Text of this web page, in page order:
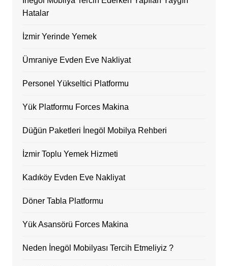
Hatalar
İzmir Yerinde Yemek
Ümraniye Evden Eve Nakliyat
Personel Yükseltici Platformu
Yük Platformu Forces Makina
Düğün Paketleri İnegöl Mobilya Rehberi
İzmir Toplu Yemek Hizmeti
Kadıköy Evden Eve Nakliyat
Döner Tabla Platformu
Yük Asansörü Forces Makina
Neden İnegöl Mobilyası Tercih Etmeliyiz ?